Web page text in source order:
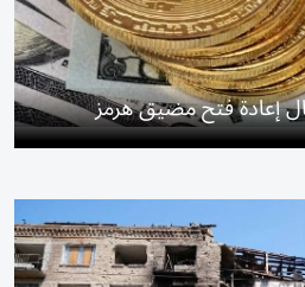
إعادة فتح مضيق هرمز